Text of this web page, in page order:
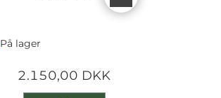
På lager
2.150,00 DKK